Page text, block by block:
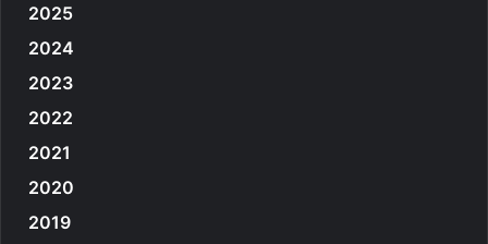
2025
2024
2023
2022
2021
2020
2019